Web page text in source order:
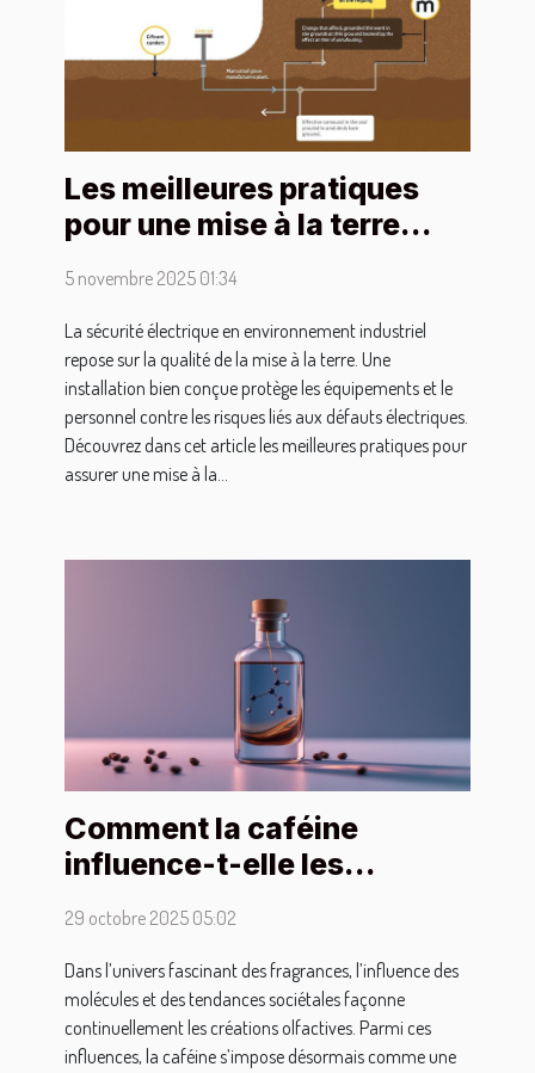
Les meilleures pratiques
pour une mise à la terre
industriel
5 novembre 2025 01:34
La sécurité électrique en environnement industriel
repose sur la qualité de la mise à la terre. Une
installation bien conçue protège les équipements et le
personnel contre les risques liés aux défauts électriques.
Découvrez dans cet article les meilleures pratiques pour
assurer une mise à la...
Comment la caféine
influence-t-elle les
tendances des parfums
modernes ?
29 octobre 2025 05:02
Dans l’univers fascinant des fragrances, l’influence des
molécules et des tendances sociétales façonne
continuellement les créations olfactives. Parmi ces
influences, la caféine s’impose désormais comme une